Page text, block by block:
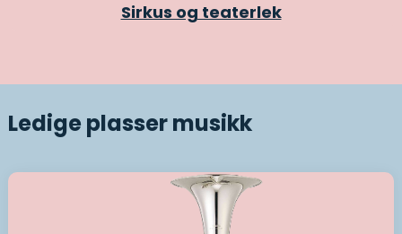
Sirkus og teaterlek
Ledige plasser musikk